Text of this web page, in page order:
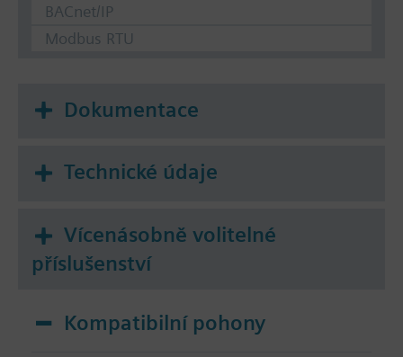
BACnet/IP
Modbus RTU
Dokumentace
Technické údaje
Vícenásobně volitelné
příslušenství
Kompatibilní pohony